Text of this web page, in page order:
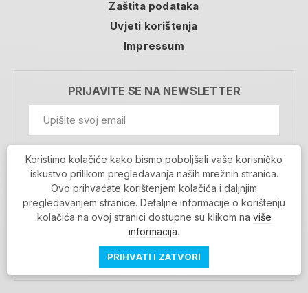
Zaštita podataka
Uvjeti korištenja
Impressum
PRIJAVITE SE NA NEWSLETTER
Prihvaćam da se moji podaci spremaju u bazu
podataka i koriste u svrhu slanja MojaRijeka
newslettera
MOJARIJEKA NEWSLETTER
PRIJAVI SE
Koristimo kolačiće kako bismo poboljšali vaše korisničko
iskustvo prilikom pregledavanja naših mrežnih stranica.
Ovo prihvaćate korištenjem kolačića i daljnjim
pregledavanjem stranice. Detaljne informacije o korištenju
kolačića na ovoj stranici dostupne su klikom na više
informacija.
PRIHVATI I ZATVORI